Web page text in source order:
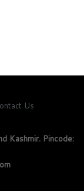
Us
Kashmir. Pincode: